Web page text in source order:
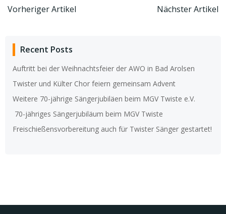
Post
Vorheriger Artikel Nächster Artikel
Recent Posts
Auftritt bei der Weihnachtsfeier der AWO in Bad Arolsen
Twister und Külter Chor feiern gemeinsam Advent
Weitere 70-jährige Sängerjubiläen beim MGV Twiste e.V.
70-jähriges Sängerjubiläum beim MGV Twiste
Freischießensvorbereitung auch für Twister Sänger gestartet!